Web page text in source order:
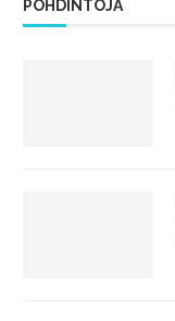
POHDINTOJA